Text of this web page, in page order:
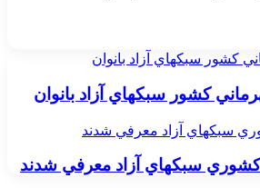
كشور سبكهاي آزاد بانوان
كشور سبكهاي آزاد بانوان
سبكهاي آزاد معرفي شدند
كشوري سبكهاي آزاد معرفي شدند